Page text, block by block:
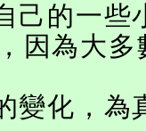
己的一些
因為大
變化，為